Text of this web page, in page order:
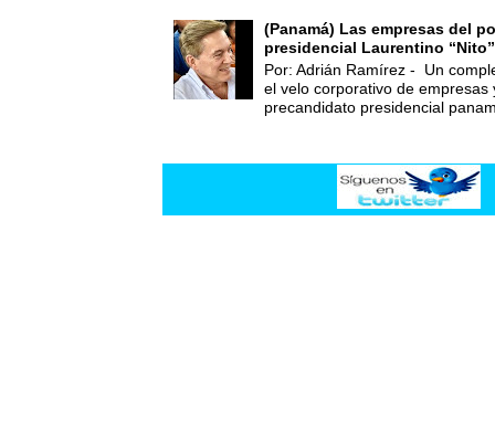
(Panamá) Las empresas del
presidencial Laurentino
Por: Adrián Ramírez - Un
el velo corporativo de empresas
precandidato presidencial